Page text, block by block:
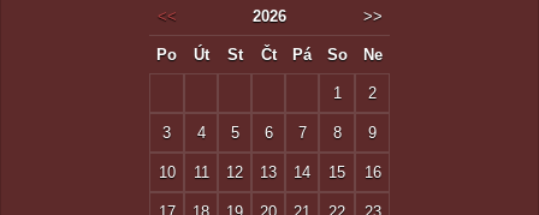
<< 2026 >>
Po Út St Čt Pá So Ne
1 2
3 4 5 6 7 8 9
10 11 12 13 14 15 16